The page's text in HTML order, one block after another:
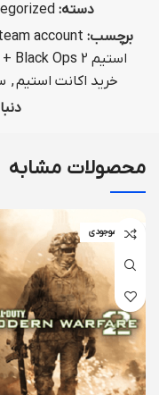
دسته:
برچسب: account
استیم Rocket League + Black Ops 2
خرید اکانت استیم,
محصولات مشابه
اتمام موجودی